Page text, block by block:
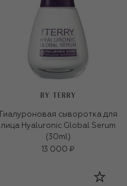
BY TERRY
Гиалуроновая сыворотка для
лица Hyaluronic Global Serum
(30ml)
13 000 ₽